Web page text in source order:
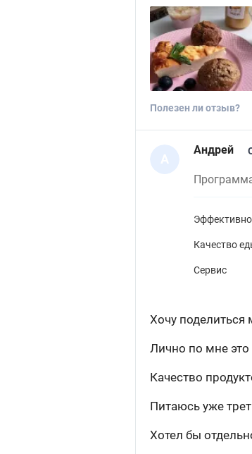
Полезен ли отзыв?
А
Андрей
Качество
Сервис
Хочу
Лично по мне это
Качество
Питаюсь уже
Хотел бы